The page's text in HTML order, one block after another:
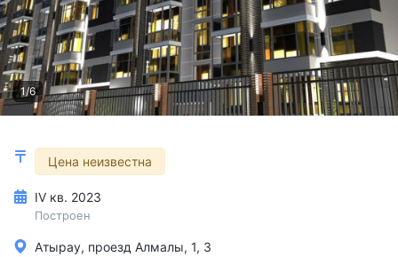
1/6
Цена неизвестна
IV кв. 2023
Построен
Атырау, проезд Алмалы, 1, 3